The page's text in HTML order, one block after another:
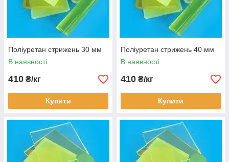
Великий асортимент
Поліуретан стрижень 30 мм
В наявності
410 ₴/кг
Купити
Поліуретан стрижень 40 мм
В наявності
410 ₴/кг
Купити